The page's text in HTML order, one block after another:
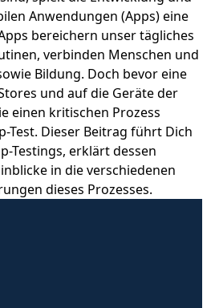
Anwendungen (Apps) eine
bereichern unser tägliches
verbinden Menschen und
Bildung. Doch bevor eine
und auf die Geräte der
einen kritischen Prozess
Test. Dieser Beitrag führt Dich
Testings, erklärt dessen
in die verschiedenen
dieses Prozesses.